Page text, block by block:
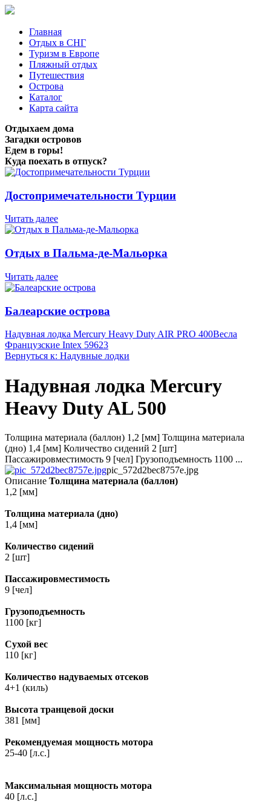
Главная
Отдых в СНГ
Туризм в Европе
Пляжный отдых
Путешествия
Острова
Каталог
Карта сайта
Отдыхаем дома
Загадки островов
Едем в горы!
Куда поехать в отпуск?
Достопримечательности Турции
Читать далее
Отдых в Пальма-де-Мальорка
Читать далее
Балеарские острова
Надувная лодка Mercury Heavy Duty AIR PRO 400Весла
Французские Intex 59623
Вернуться к: Надувные лодки
Надувная лодка Mercury
Heavy Duty AL 500
Толщина материала (баллон) 1,2 [мм] Толщина материала
(дно) 1,4 [мм] Количество сидений 2 [шт]
Пассажировместимость 9 [чел] Грузоподъемность 1100 ...
pic_572d2bec8757e.jpg
Описание Толщина материала (баллон)
1,2 [мм]
Толщина материала (дно)
1,4 [мм]
Количество сидений
2 [шт]
Пассажировместимость
9 [чел]
Грузоподъемность
1100 [кг]
Сухой вес
110 [кг]
Количество надуваемых отсеков
4+1 (киль)
Высота транцевой доски
381 [мм]
Рекомендуемая мощность мотора
25-40 [л.с.]
Максимальная мощность мотора
40 [л.с.]